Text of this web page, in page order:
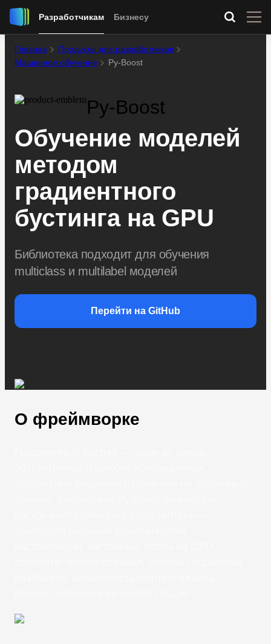
Разработчикам Бизнесу
Главная
Продукты для разработчиков
Машинное обучение
Py-Boost
Py-Boost
Обучение моделей
методом
градиентного
бустинга на GPU
Библиотека подходит для обучения
multiclass и multilabel моделей
Перейти на GitHub
О фреймворке